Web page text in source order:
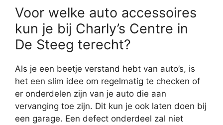
Voor welke auto accessoires
kun je bij Charly’s Centre in
De Steeg terecht?
Als je een beetje verstand hebt van auto’s, is
het een slim idee om regelmatig te checken of
er onderdelen zijn van je auto die aan
vervanging toe zijn. Dit kun je ook laten doen bij
een garage. Een defect onderdeel zal niet